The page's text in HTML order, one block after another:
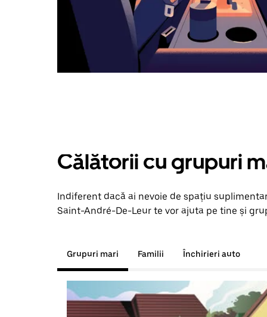
Călătorii cu grupuri
Indiferent dacă ai nevoie de spațiu
Saint-André-De-Leur te vor ajuta pe tine și
Grupuri mari Familii Închirieri auto